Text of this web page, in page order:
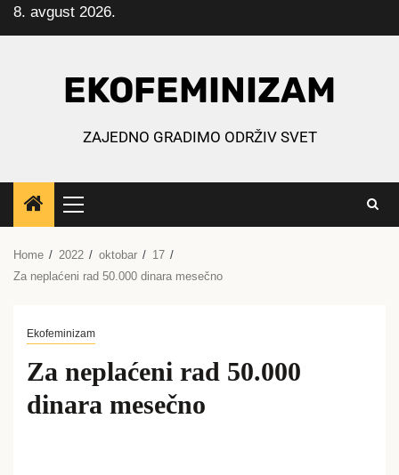
Skip
to
8. avgust 2026.
EKOFEMINIZAM
ZAJEDNO GRADIMO ODRŽIV SVET
Primary
Menu
Home 2022 oktobar
17
Za neplaćeni rad 50.000 dinara mesečno
Ekofeminizam
Za neplaćeni rad 50.000
dinara mesečno